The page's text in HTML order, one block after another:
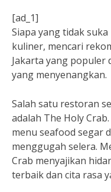
[ad_1]
Siapa yang tidak
kuliner, mencari
Jakarta yang populer
yang menyenangkan.
Salah satu restoran
adalah The Holy
menu seafood segar
menggugah selera.
Crab menyajikan
terbaik dan cita rasa